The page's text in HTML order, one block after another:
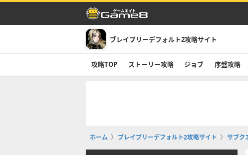
ブレイブリーデフォルト2攻略サイト
攻略TOP ストーリー攻略 ジョブ 序盤攻略
ホーム ブレイブリーデフォルト2攻略サイト サブク